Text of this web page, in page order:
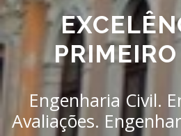
Engenharia Civil.
Avaliações.